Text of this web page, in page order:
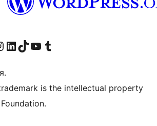
в Threads
страницу на Facebook
наш Instagram
Посетите нашу страницу в LinkedIn
Посетите нашу учётную запись в TikTok
Посетите наш канал YouTube
Посетите нашу учётную запись в Tumblr
is the intellectual property